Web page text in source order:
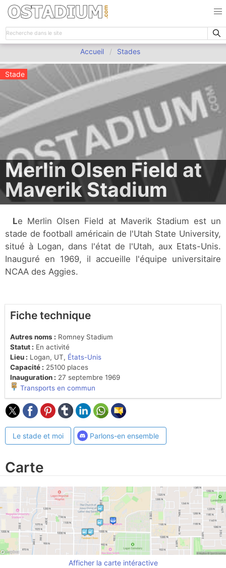
Accueil Stades
Stade
Merlin Olsen Field at
Maverik Stadium
Le Merlin Olsen Field at Maverik Stadium est un
stade de football américain de l'Utah State University,
situé à Logan, dans l'état de l'Utah, aux Etats-Unis.
Inauguré en 1969, il accueille l'équipe universitaire
NCAA des Aggies.
Fiche technique
Autres noms : Romney Stadium
Statut : En activité
Lieu : Logan, UT, États-Unis
Capacité : 25100 places
Inauguration : 27 septembre 1969
Transports en commun
Le stade et moi Parlons-en ensemble
Carte
Afficher la carte intéractive